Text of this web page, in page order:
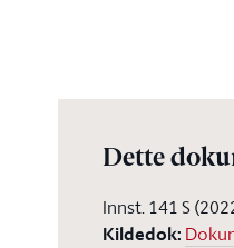
Dette
Innst. 141 S
Kildedok: